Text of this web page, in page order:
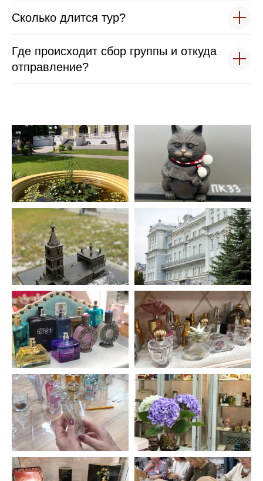
Сколько длится тур?
Где происходит сбор группы и откуда
отправление?